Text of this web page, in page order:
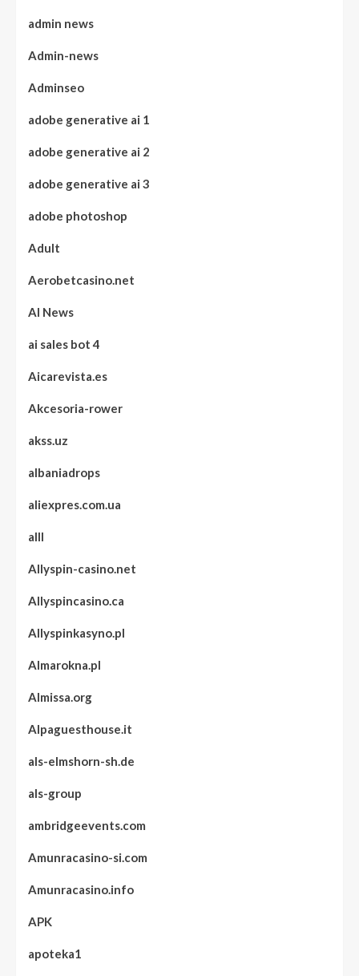
admin news
Admin-news
Adminseo
adobe generative ai 1
adobe generative ai 2
adobe generative ai 3
adobe photoshop
Adult
Aerobetcasino.net
AI News
ai sales bot 4
Aicarevista.es
Akcesoria-rower
akss.uz
albaniadrops
aliexpres.com.ua
alll
Allyspin-casino.net
Allyspincasino.ca
Allyspinkasyno.pl
Almarokna.pl
Almissa.org
Alpaguesthouse.it
als-elmshorn-sh.de
als-group
ambridgeevents.com
Amunracasino-si.com
Amunracasino.info
APK
apoteka1